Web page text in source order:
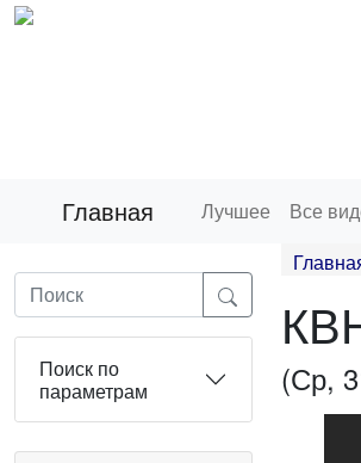
Главная Лучшее Все
Поиск по
параметрам
(Ср,